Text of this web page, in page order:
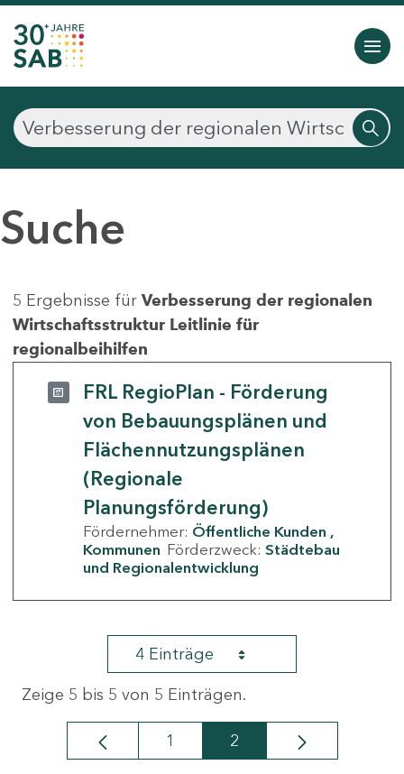
Suche
5 Ergebnisse für Verbesserung der regionalen
Wirtschaftsstruktur Leitlinie für
regionalbeihilfen
FRL RegioPlan - Förderung
von Bebauungsplänen und
Flächennutzungsplänen
(Regionale
Planungsförderung)
Fördernehmer: Öffentliche Kunden
Kommunen Förderzweck: Städtebau
und Regionalentwicklung
4 Einträge
Zeige 5 bis 5 von 5 Einträgen.
Seite
1 Seite
2